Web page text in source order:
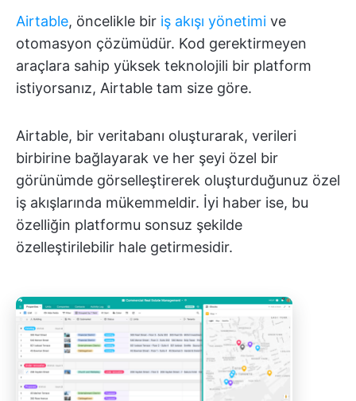
Airtable, öncelikle bir iş akışı yönetimi ve
otomasyon çözümüdür. Kod gerektirmeyen
araçlara sahip yüksek teknolojili bir platform
istiyorsanız, Airtable tam size göre.
Airtable, bir veritabanı oluşturarak, verileri
birbirine bağlayarak ve her şeyi özel bir
görünümde görselleştirerek oluşturduğunuz özel
iş akışlarında mükemmeldir. İyi haber ise, bu
özelliğin platformu sonsuz şekilde
özelleştirilebilir hale getirmesidir.